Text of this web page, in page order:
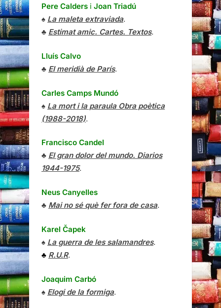
Pere Calders i Joan Triadú
♠ La maleta extraviada.
♣ Estimat amic. Cartes. Textos.
Lluís Calvo
♣ El meridià de París.
Carles Camps Mundó
♠ La mort i la paraula Obra poètica
(1988-2018).
Francisco Candel
♣ El gran dolor del mundo. Diarios
1944-1975.
Neus Canyelles
♣ Mai no sé què fer fora de casa.
Karel Čapek
♠ La guerra de les salamandres.
♣ R.U.R.
Joaquim Carbó
♠ Elogi de la formiga.